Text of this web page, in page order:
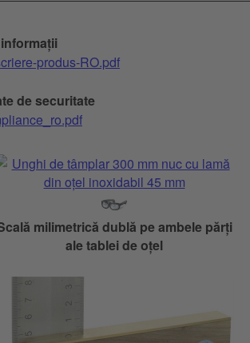
produs-RO.pdf
de securitate
milimetrică dublă pe ambele părți
ale tablei de oțel